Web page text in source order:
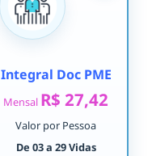
Integral Doc PME
Mensal R$ 27,42
Valor por Pessoa
De 03 a 29 Vidas